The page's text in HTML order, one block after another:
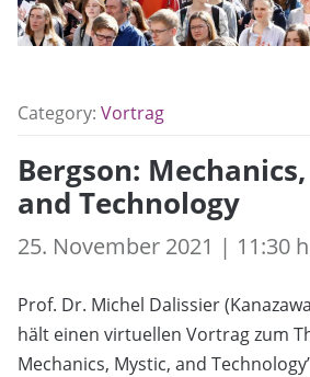
Category: Vortrag
Bergson:
and Technology
25. November 2021 | 11:30
Prof. Dr. Michel Dalissier
hält einen virtuellen Vortrag zum
Mechanics, Mystic, and